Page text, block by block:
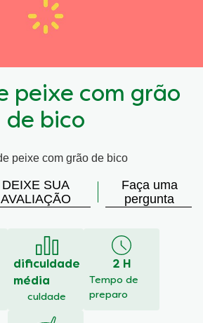
peixe com grão
de bico
peixe com grão de bico
DEIXE SUA
AVALIAÇÃO
Faça uma
pergunta
dificuldade
média
culdade
2 H
Tempo de
preparo